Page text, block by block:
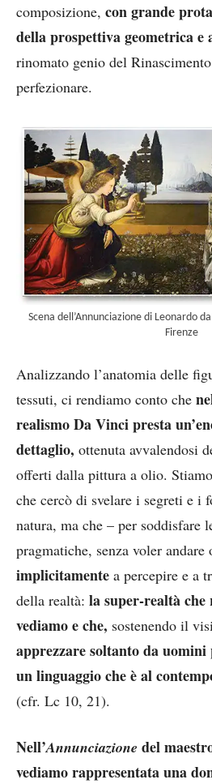
composizione, con grande
della prospettiva geometrica e
rinomato genio del
perfezionare.
Scena dell’Annunciazione di Leonardo
Firenze
Analizzando l’anatomia delle
tessuti, ci rendiamo conto che
realismo Da Vinci presta
dettaglio, ottenuta avvalendosi
offerti dalla pittura a olio.
che cercò di svelare i segreti e i
natura, ma che – per soddisfare
pragmatiche, senza voler andare
implicitamente a percepire e a
della realtà: la super-realtà che
vediamo e che, sostenendo il
apprezzare soltanto da
un linguaggio che è al
(cfr. Lc 10, 21).
Nell’Annunciazione del
vediamo rappresentata una